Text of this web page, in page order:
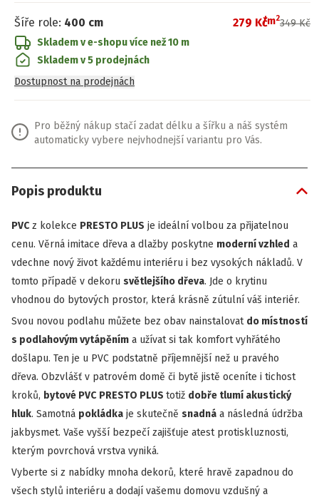
Šíře role: 400 cm 279 Kč
/m2349 Kč
Skladem v e-shopuvíce než 10 m
Skladem v 5 prodejnách
Dostupnost na prodejnách
Pro běžný nákup stačí zadat délku a šířku a náš systém
automaticky vybere nejvhodnejší variantu pro Vás.
Popis produktu
PVCz kolekce PRESTO PLUS je ideální volbou za přijatelnou
cenu. Věrná imitace dřeva a dlažby poskytne moderní vzhled a
vdechne nový život každému interiéru i bez vysokých nákladů. V
tomto případě v dekoru světlejšího dřeva. Jde o krytinu
vhodnou do bytových prostor, která krásně zútulní váš interiér.
Svou novou podlahu můžete bez obav nainstalovat do místností
s podlahovým vytápěním a užívat si tak komfort vyhřátého
došlapu. Ten je u PVC podstatně příjemnější než u pravého
dřeva. Obzvlášť v patrovém domě či bytě jistě oceníte i tichost
kroků, bytové PVC PRESTO PLUS totiž dobře tlumí akustický
hluk. Samotná pokládka je skutečně snadná a následná údržba
jakbysmet. Vaše vyšší bezpečí zajišťuje atest protiskluznosti,
kterým povrchová vrstva vyniká.
Vyberte si z nabídky mnoha dekorů, které hravě zapadnou do
všech stylů interiéru a dodají vašemu domovu vzdušný a